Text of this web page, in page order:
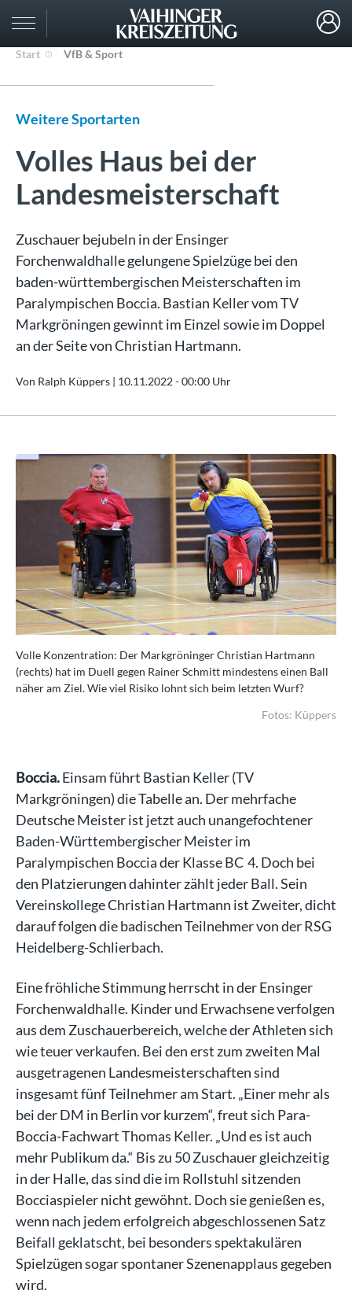
Start VfB & Sport
Weitere Sportarten
Volles Haus bei der
Landesmeisterschaft
Zuschauer bejubeln in der Ensinger
Forchenwaldhalle gelungene Spielzüge bei den
baden-württembergischen Meisterschaften im
Paralympischen Boccia. Bastian Keller vom TV
Markgröningen gewinnt im Einzel sowie im Doppel
an der Seite von Christian Hartmann.
Von Ralph Küppers | 10.11.2022 - 00:00 Uhr
Volle Konzentration: Der Markgröninger Christian Hartmann
(rechts) hat im Duell gegen Rainer Schmitt mindestens einen Ball
näher am Ziel. Wie viel Risiko lohnt sich beim letzten Wurf?
Fotos: Küppers
Boccia.Einsam führt Bastian Keller (TV
Markgröningen) die Tabelle an. Der mehrfache
Deutsche Meister ist jetzt auch unangefochtener
Baden-Württembergischer Meister im
Paralympischen Boccia der Klasse BC 4. Doch bei
den Platzierungen dahinter zählt jeder Ball. Sein
Vereinskollege Christian Hartmann ist Zweiter, dicht
darauf folgen die badischen Teilnehmer von der RSG
Heidelberg-Schlierbach.
Eine fröhliche Stimmung herrscht in der Ensinger
Forchenwaldhalle. Kinder und Erwachsene verfolgen
aus dem Zuschauerbereich, welche der Athleten sich
wie teuer verkaufen. Bei den erst zum zweiten Mal
ausgetragenen Landesmeisterschaften sind
insgesamt fünf Teilnehmer am Start. „Einer mehr als
bei der DM in Berlin vor kurzem“, freut sich Para-
Boccia-Fachwart Thomas Keller. „Und es ist auch
mehr Publikum da.“ Bis zu 50 Zuschauer gleichzeitig
in der Halle, das sind die im Rollstuhl sitzenden
Bocciaspieler nicht gewöhnt. Doch sie genießen es,
wenn nach jedem erfolgreich abgeschlossenen Satz
Beifall geklatscht, bei besonders spektakulären
Spielzügen sogar spontaner Szenenapplaus gegeben
wird.